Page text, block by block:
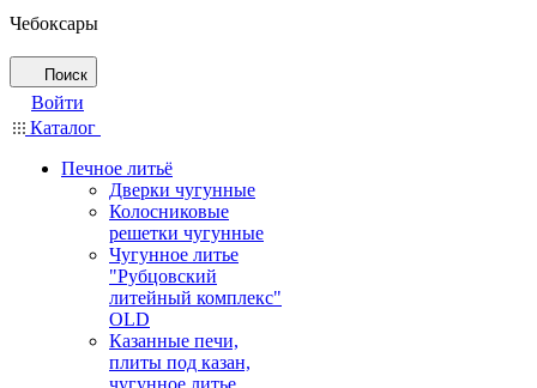
Чебоксары
Поиск
Войти
Каталог
Печное литьё
Дверки чугунные
Колосниковые
решетки чугунные
Чугунное литье
"Рубцовский
литейный комплекс"
OLD
Казанные печи,
плиты под казан,
чугунное литье